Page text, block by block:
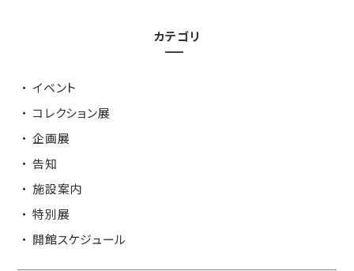
カテゴリ
イベント
コレクション展
企画展
告知
施設案内
特別展
開館スケジュール